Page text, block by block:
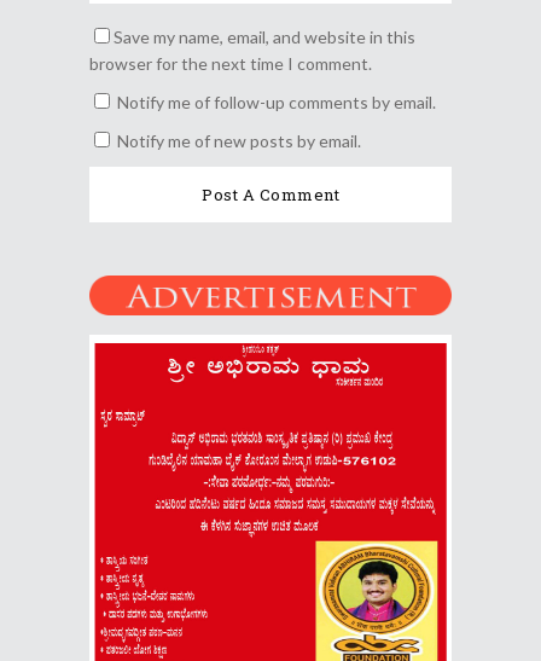
Save my name, email, and website in this
browser for the next time I comment.
Notify me of follow-up comments by email.
Notify me of new posts by email.